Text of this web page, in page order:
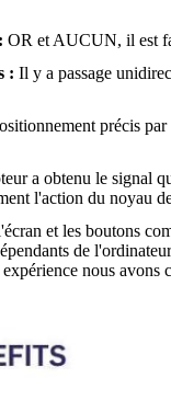
OR et AUCUN, il est
: Il y a passage
précis
a obtenu le signal
l'action du noyau
et les boutons
de
expérience nous